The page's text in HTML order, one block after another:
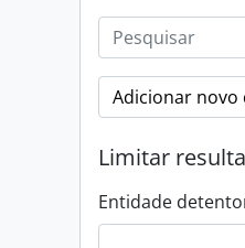
Adicionar novo
Limitar
Entidade